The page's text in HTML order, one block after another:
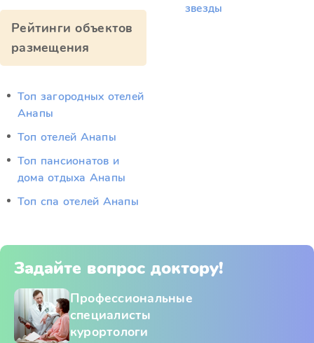
Рейтинги объектов
размещения
Топ загородных отелей
Анапы
Топ отелей Анапы
Топ пансионатов и
дома отдыха Анапы
Топ спа отелей Анапы
звезды
Задайте вопрос доктору!
Профессиональные
специалисты
курортологи